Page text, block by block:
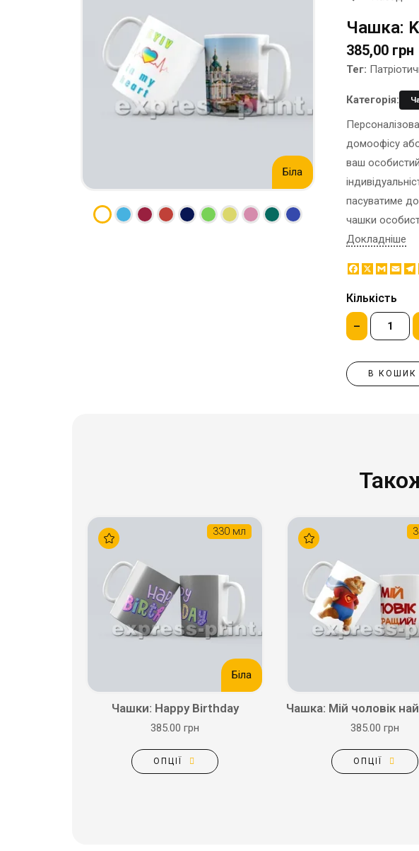
ПРОШИВКА ДИПЛОМУ/
ТВЕРДА ОБКЛАДИНКА
ПРЯМА ТА ПЛОТЕРНА
ШОВКОГРАФІЯ / УФ ДТФ
ЛИСТІВКИ / ФЛАЄРИ
НАЛІПКИ / СТІКЕРИ
ПАПКИ
ПЛАСТИКОВІ КАРТИ
КОРПОРАТИВНI
НАСТIЛЬНА
ПАПЕРОВІ
Біла
Чашка:
385,00 грн
Тег:
Категорія:
домоофісу
ваш
пасуватиме
чашки
Докладніше
Facebook
X Gmail
Кількість
–
В КОШИК
330 мл
Біла
Чашки: Happy Birthday
385.00 грн
ОПЦІЇ
Чашка: Мій чоловік
385.00 грн
ОПЦІЇ